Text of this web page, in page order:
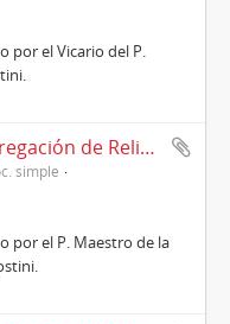
por el Vicario del P.
Rescripto de la Sagrada Congregación de Religiosos sobre erección de Noviciado, Roma, 14/04/1932
simple
por el P. Maestro de la